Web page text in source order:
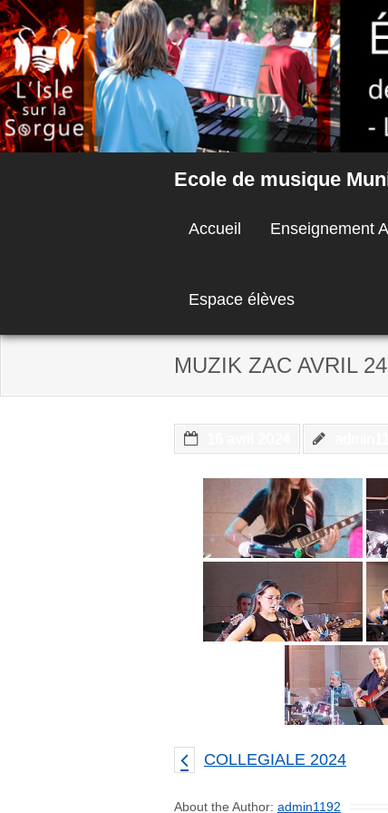
Skip
to
content
Ecole de musique
Accueil Enseignement
Espace élèves
MUZIK ZAC AVRIL 24
COLLEGIALE 2024
About the Author: admin1192